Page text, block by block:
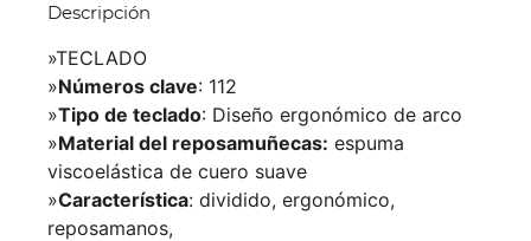
Descripción
»TECLADO
»Números clave: 112
»Tipo de teclado: Diseño ergonómico de arco
»Material del reposamuñecas: espuma
viscoelástica de cuero suave
»Característica: dividido, ergonómico,
reposamanos,